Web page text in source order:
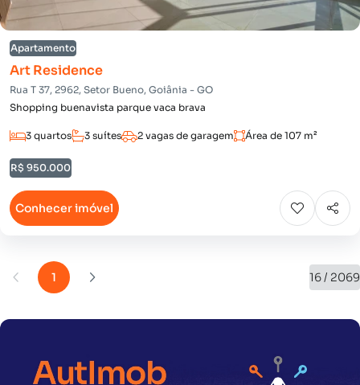
Apartamento
Art Residence
Rua T 37, 2962, Setor Bueno, Goiânia - GO
Shopping buenavista parque vaca brava
3 quartos 3 suítes 2 vagas de garagem Área de 107 m²
R$ 950.000
Conhecer imóvel
1 16 / 2069